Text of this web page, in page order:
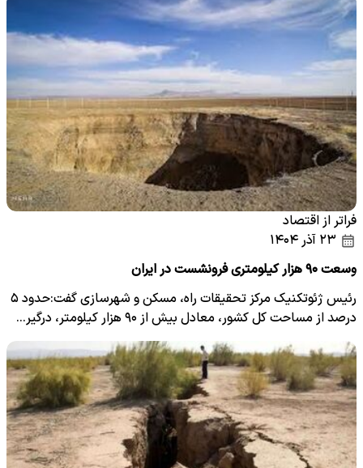
فراتر از اقتصاد
وسعت ۹۰ هزار کیلومتری فرونشست در ایران
رئیس ژئوتکنیک مرکز تحقیقات راه، مسکن و شهرسازی گفت:حدود ۵
درصد از مساحت کل کشور، معادل بیش از ۹۰ هزار کیلومتر، درگیر…